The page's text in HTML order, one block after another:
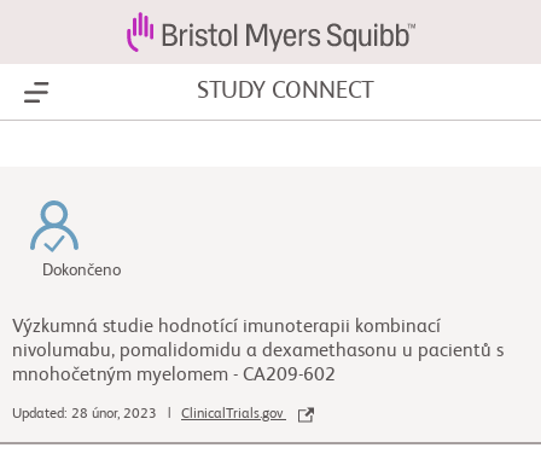
Show Menu STUDY CONNECT
Dokončeno
Výzkumná studie hodnotící imunoterapii kombinací
nivolumabu, pomalidomidu a dexamethasonu u pacientů s
mnohočetným myelomem - CA209-602
Updated: 28 únor, 2023 | ClinicalTrials.gov